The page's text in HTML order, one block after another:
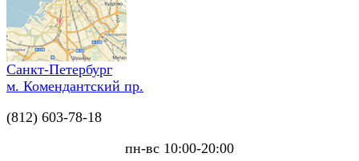
Санкт-Петербург
м. Комендантский пр.
(812) 603-78-18
пн-вс 10:00-20:00